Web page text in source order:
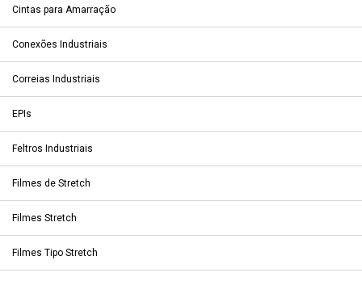
Cintas para Amarração
Conexões Industriais
Correias Industriais
EPIs
Feltros Industriais
Filmes de Stretch
Filmes Stretch
Filmes Tipo Stretch